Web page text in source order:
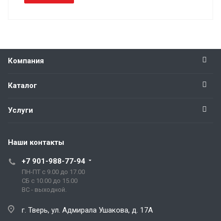
Компания
Каталог
Услуги
Наши контакты
+7 901-988-77-94
ПН-ПТ с 9.00 до 17.00
СБ с 10.00 до 15.00
ВС - выходной.
г. Тверь, ул. Адмирала Ушакова, д. 17А